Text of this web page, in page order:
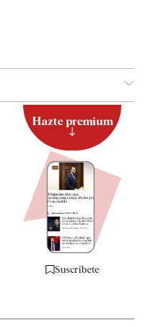
Hazte premium
Suscríbete